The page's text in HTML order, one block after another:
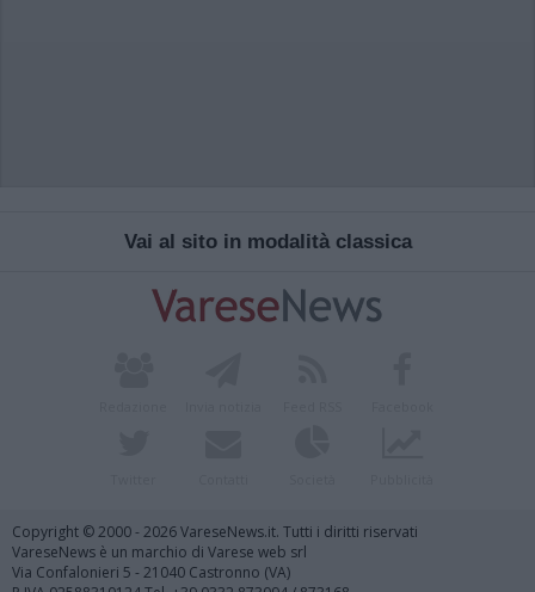
Vai al sito in modalità classica
Copyright © 2000 - 2026 VareseNews.it. Tutti i diritti riservati
VareseNews è un marchio di Varese web srl
Via Confalonieri 5 - 21040 Castronno (VA)